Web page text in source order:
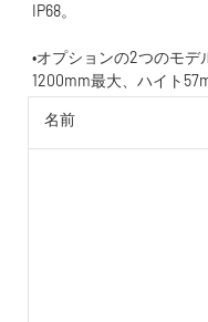
•オプションの2つのモ
名前